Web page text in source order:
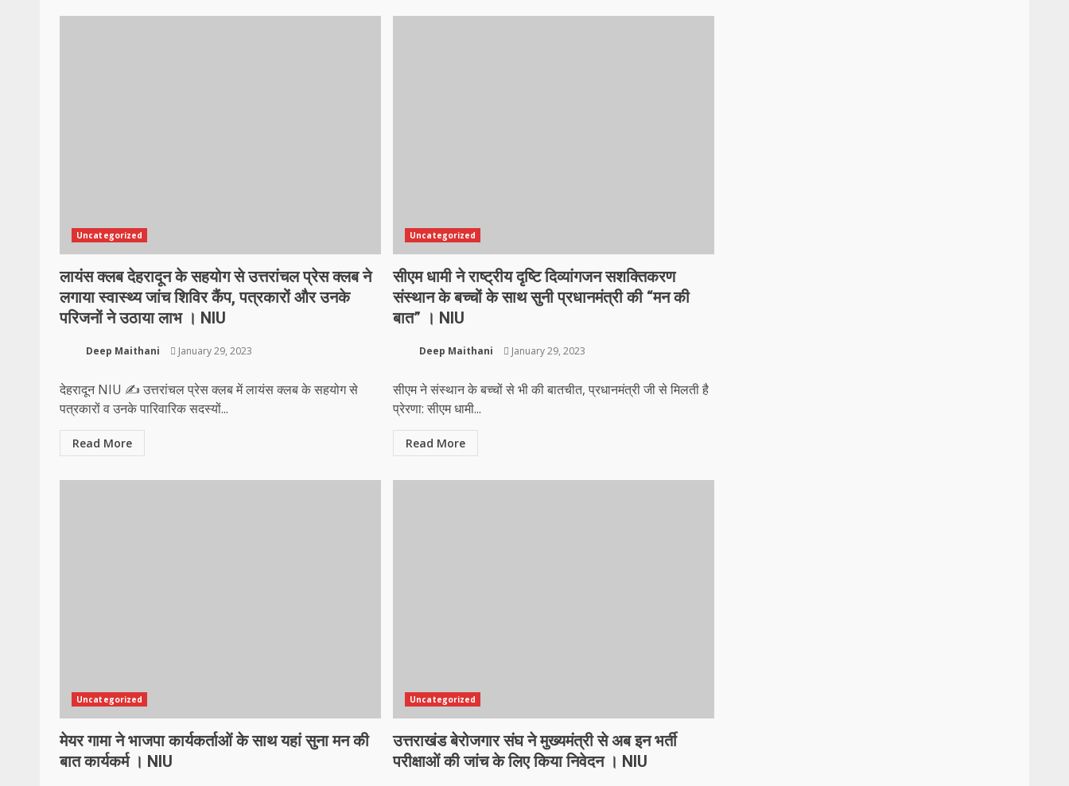
Uncategorized
लायंस क्लब देहरादून के सहयोग से उत्तरांचल प्रेस क्लब ने
लगाया स्वास्थ्य जांच शिविर कैंप, पत्रकारों और उनके
परिजनों ने उठाया लाभ । NIU
Deep Maithani January 29, 2023
देहरादून NIU ✍️ उत्तरांचल प्रेस क्लब में लायंस क्लब के सहयोग से
पत्रकारों व उनके पारिवारिक सदस्यों...
Read More
Uncategorized
सीएम धामी ने राष्ट्रीय दृष्टि दिव्यांगजन सशक्तिकरण
संस्थान के बच्चों के साथ सुनी प्रधानमंत्री की “मन की
बात” । NIU
Deep Maithani January 29, 2023
सीएम ने संस्थान के बच्चों से भी की बातचीत, प्रधानमंत्री जी से मिलती है
प्रेरणा: सीएम धामी...
Read More
Uncategorized
मेयर गामा ने भाजपा कार्यकर्ताओं के साथ यहां सुना मन की
बात कार्यकर्म । NIU
Uncategorized
उत्तराखंड बेरोजगार संघ ने मुख्यमंत्री से अब इन भर्ती
परीक्षाओं की जांच के लिए किया निवेदन । NIU